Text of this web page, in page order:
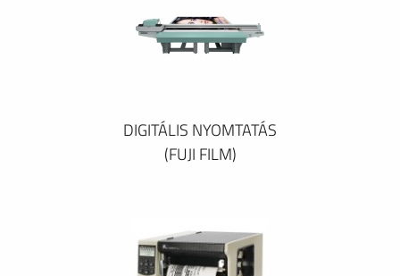
DIGITÁLIS NYOMTATÁS
(FUJI FILM)